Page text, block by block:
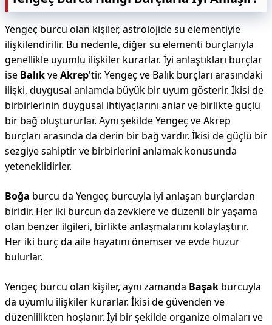
Yengeç burcu olan kişiler, astrolojide su elementiyle
ilişkilendirilir. Bu nedenle, diğer su elementi burçlarıyla
genellikle uyumlu ilişkiler kurarlar. İyi anlaştıkları burçlar
ise BalıkveAkrep'tir. Yengeç ve Balık burçları arasındaki
ilişki, duygusal anlamda büyük bir uyum gösterir. İkisi de
birbirlerinin duygusal ihtiyaçlarını anlar ve birlikte güçlü
bir bağ oluştururlar. Aynı şekilde Yengeç ve Akrep
burçları arasında da derin bir bağ vardır. İkisi de güçlü bir
sezgiye sahiptir ve birbirlerini anlamak konusunda
yeteneklidirler.
Boğa burcu da Yengeç burcuyla iyi anlaşan burçlardan
biridir. Her iki burcun da zevklere ve düzenli bir yaşama
olan benzer ilgileri, birlikte anlaşmalarını kolaylaştırır.
Her iki burç da aile hayatını önemser ve evde huzur
bulurlar.
Yengeç burcu olan kişiler, aynı zamanda Başak burcuyla
da uyumlu ilişkiler kurarlar. İkisi de güvenden ve
düzenlilikten hoşlanır. İyi bir şekilde organize olmaları ve